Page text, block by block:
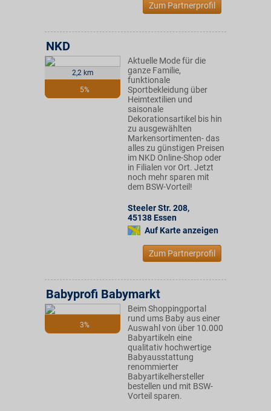
Zum Partnerprofil
2,2 km
5%
NKD
Aktuelle Mode für die
ganze Familie,
funktionale
Sportbekleidung über
Heimtextilien und
saisonale
Dekorationsartikel bis hin
zu ausgewählten
Markensortimenten- das
alles zu günstigen Preisen
im NKD Online-Shop oder
in Filialen vor Ort. Jetzt
noch mehr sparen mit
dem BSW-Vorteil!
Steeler Str. 208,
45138 Essen
Auf Karte anzeigen
Zum Partnerprofil
3%
Babyprofi Babymarkt
Beim Shoppingportal
rund ums Baby aus einer
Auswahl von über 10.000
Babyartikeln eine
qualitativ hochwertige
Babyausstattung
renommierter
Babyartikelhersteller
bestellen und mit BSW-
Vorteil sparen.